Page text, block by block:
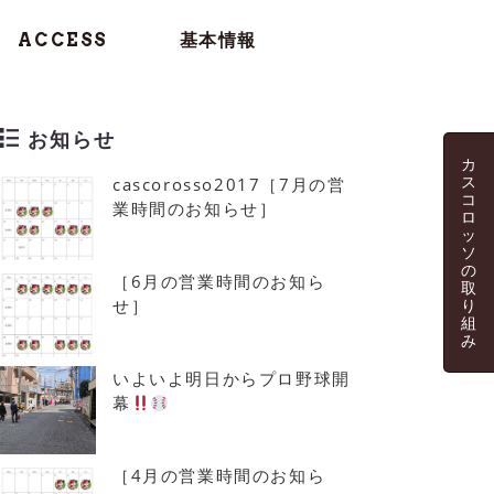
カ
ス
コ
ロ
ッ
ソ
の
取
り
組
み
ACCESS 基本情報
お知らせ
cascorosso2017［7月の営
業時間のお知らせ］
［6月の営業時間のお知ら
せ］
いよいよ明日からプロ野球開
幕
［4月の営業時間のお知ら